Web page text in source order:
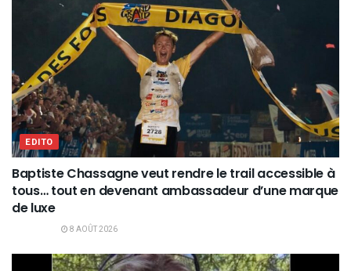
EDITO
Baptiste Chassagne veut rendre le trail accessible à
tous… tout en devenant ambassadeur d’une marque
de luxe
8 AOÛT 2026